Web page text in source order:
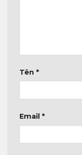
Tên *
Email *